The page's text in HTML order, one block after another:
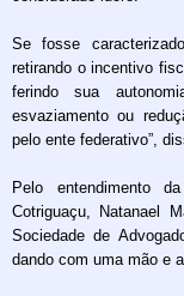
Se fosse
retirando o incentivo
ferindo sua
esvaziamento ou
pelo ente federativo”,
Pelo entendimento
Cotriguaçu, Natanael
Sociedade de
dando com uma mão e